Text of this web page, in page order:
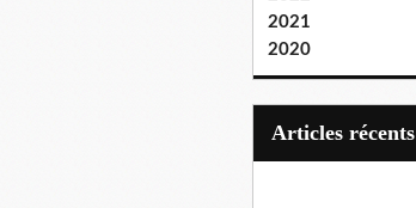
2021
2020
articles récents